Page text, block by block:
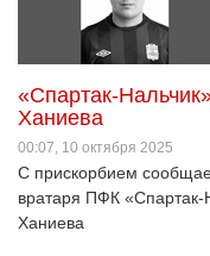
«Спартак-
Ханиева
00:07, 10 октября 2025
С прискорбием
вратаря ПФК «Спартак-
Ханиева